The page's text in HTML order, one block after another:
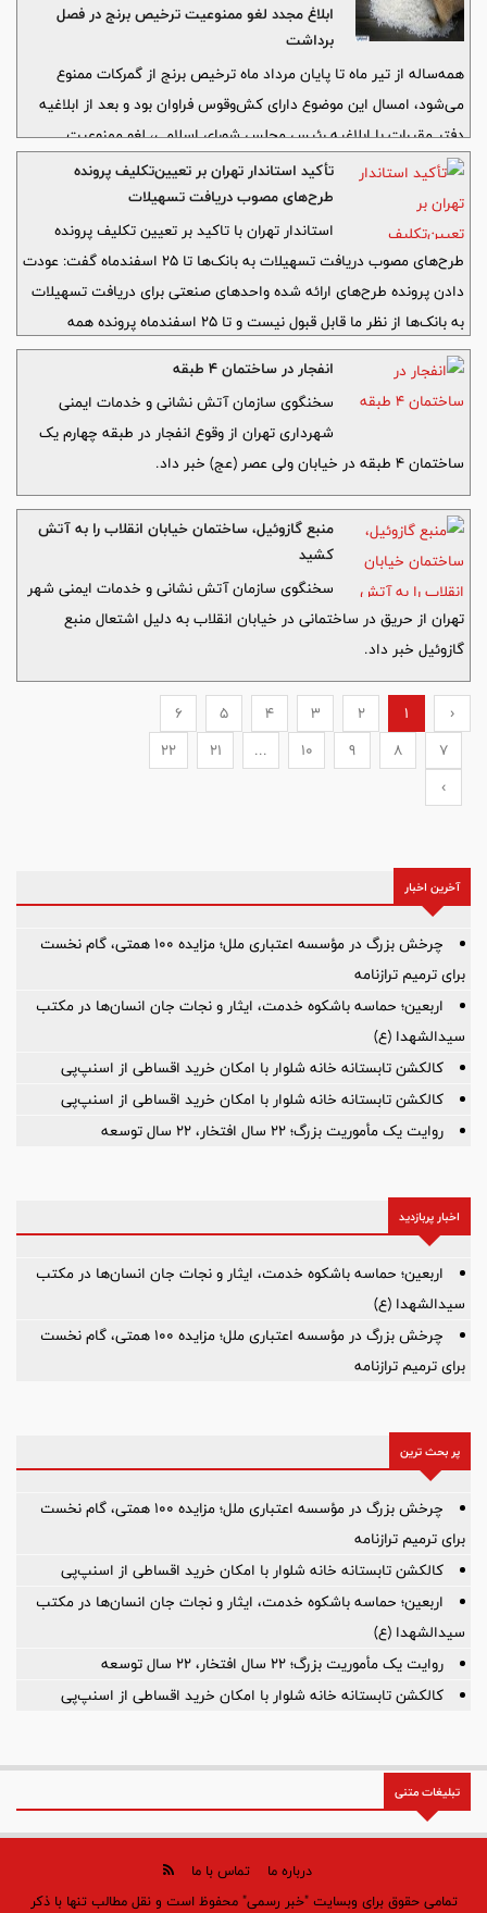
ابلاغ مجدد لغو ممنوعیت ترخیص برنج در فصل
برداشت
همه‌ساله از تیر ماه تا پایان مرداد ماه ترخیص برنج از گمرکات ممنوع
می‌شود، امسال این موضوع دارای کش‌وقوس فراوان بود و بعد از ابلاغیه
دفتر مقررات با ابلاغیه رئیس مجلس شورای اسلامی، لغو ممنوعیت
ترخیص برنج متوقف شد، اما با نامه روز گذشته دفتر مقررات به گمرک
ایران لغو ممنوعیت ترخیص برنج مجدداً به جریان افتاده است.
تأکید استاندار تهران بر تعیین‌تکلیف پرونده
طرح‌های مصوب دریافت تسهیلات
استاندار تهران با تاکید بر تعیین تکلیف پرونده
طرح‌های مصوب دریافت تسهیلات به بانک‌ها تا ٢٥ اسفندماه گفت: عودت
دادن پرونده طرح‌های ارائه شده واحدهای صنعتی برای دریافت تسهیلات
به بانک‌ها از نظر ما قابل قبول نیست و تا ٢٥ اسفندماه پرونده همه
طرح‌های ارجاع شده باید تعیین تکلیف شوند.
انفجار در ساختمان 4 طبقه
سخنگوی سازمان آتش نشانی و خدمات ایمنی
شهرداری تهران از وقوع انفجار در طبقه چهارم یک
ساختمان 4 طبقه در خیابان ولی عصر (عج) خبر داد.
منبع گازوئیل، ساختمان خیابان انقلاب را به آتش
کشید
سخنگوی سازمان آتش نشانی و خدمات ایمنی شهر
تهران از حریق در ساختمانی در خیابان انقلاب به دلیل اشتعال منبع
گازوئیل خبر داد.
‹
1
2
3
4
5
6
7
8
9
10
...
21
22
›
آخرین اخبار
چرخش بزرگ در مؤسسه اعتباری ملل؛ مزایده ۱۰۰ همتی، گام نخست
برای ترمیم ترازنامه
اربعین؛ حماسه باشکوه خدمت، ایثار و نجات جان انسان‌ها در مکتب
سیدالشهدا (ع)
کالکشن تابستانه خانه شلوار با امکان خرید اقساطی از اسنپ‌پی
کالکشن تابستانه خانه شلوار با امکان خرید اقساطی از اسنپ‌پی
روایت یک مأموریت بزرگ؛ ۲۲ سال افتخار، ۲۲ سال توسعه
اخبار پربازدید
اربعین؛ حماسه باشکوه خدمت، ایثار و نجات جان انسان‌ها در مکتب
سیدالشهدا (ع)
چرخش بزرگ در مؤسسه اعتباری ملل؛ مزایده ۱۰۰ همتی، گام نخست
برای ترمیم ترازنامه
پر بحث ترین
چرخش بزرگ در مؤسسه اعتباری ملل؛ مزایده ۱۰۰ همتی، گام نخست
برای ترمیم ترازنامه
کالکشن تابستانه خانه شلوار با امکان خرید اقساطی از اسنپ‌پی
اربعین؛ حماسه باشکوه خدمت، ایثار و نجات جان انسان‌ها در مکتب
سیدالشهدا (ع)
روایت یک مأموریت بزرگ؛ ۲۲ سال افتخار، ۲۲ سال توسعه
کالکشن تابستانه خانه شلوار با امکان خرید اقساطی از اسنپ‌پی
تبلیغات متنی
درباره ما
تماس با ما
تمامی حقوق برای وبسایت "خبر رسمی" محفوظ است و نقل مطالب تنها با ذکر